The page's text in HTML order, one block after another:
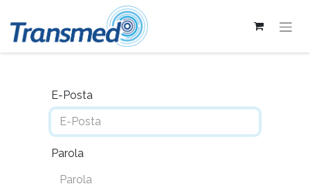
E-Posta
Parola